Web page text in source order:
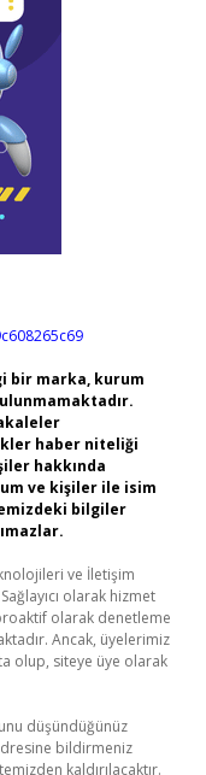
bir marka, kurum
haber niteliği
hakkında
ve kişiler ile isim
bilgiler
ve İletişim
olarak hizmet
olarak denetleme
Ancak, üyelerimiz
olup, siteye üye olarak
düşündüğünüz
bildirmeniz
kaldırılacaktır.